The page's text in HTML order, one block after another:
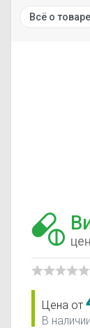
Всё о товаре
Цена от
В